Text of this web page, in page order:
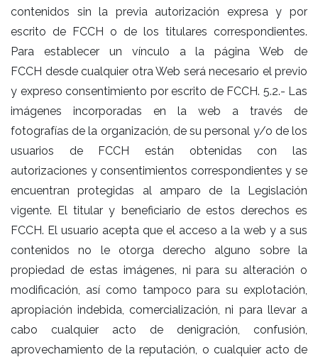
contenidos sin la previa autorización expresa y por
escrito de FCCH o de los titulares correspondientes.
Para establecer un vínculo a la página Web de
FCCH desde cualquier otra Web será necesario el previo
y expreso consentimiento por escrito de FCCH. 5.2.- Las
imágenes incorporadas en la web a través de
fotografías de la organización, de su personal y/o de los
usuarios de FCCH están obtenidas con las
autorizaciones y consentimientos correspondientes y se
encuentran protegidas al amparo de la Legislación
vigente. El titular y beneficiario de estos derechos es
FCCH. El usuario acepta que el acceso a la web y a sus
contenidos no le otorga derecho alguno sobre la
propiedad de estas imágenes, ni para su alteración o
modificación, así como tampoco para su explotación,
apropiación indebida, comercialización, ni para llevar a
cabo cualquier acto de denigración, confusión,
aprovechamiento de la reputación, o cualquier acto de